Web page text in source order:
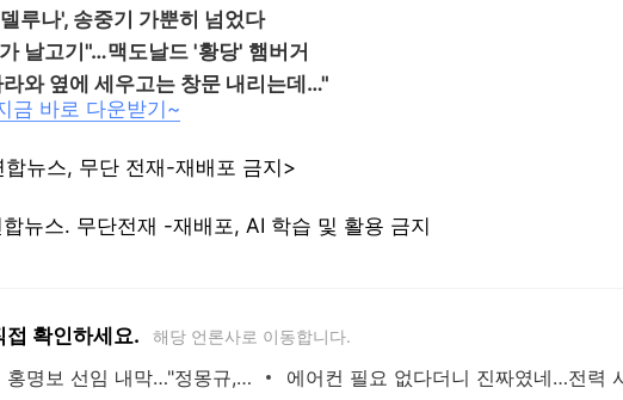
루나', 송중기 가뿐히 넘었다
날고기"…맥도날드 '황당' 햄버거
와 옆에 세우고는 창문 내리는데…"
금 바로 다운받기~
뉴스, 무단 전재-재배포 금지>
뉴스. 무단전재 -재배포, AI 학습 및 활용 금지
접 확인하세요. 해당 언론사로 이동합니다.
이임생이 밝힌 홍명보 선임 내막…"정몽규, TD판단 믿는다고 해"(종합) | 연합뉴스